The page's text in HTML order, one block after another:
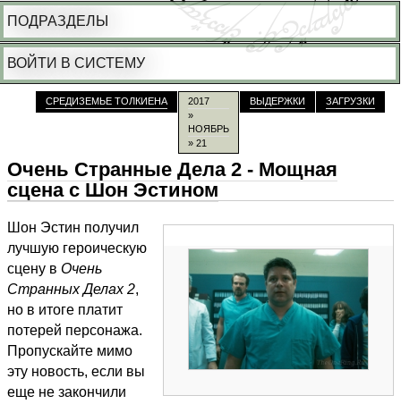
ПОДРАЗДЕЛЫ
ВОЙТИ В СИСТЕМУ
Очень Странные Дела 2 - Мощная
сцена с Шон Эстином
Шон Эстин получил
лучшую героическую
сцену в Очень
Странных Делах 2,
но в итоге платит
потерей персонажа.
Пропускайте мимо
эту новость, если вы
еще не закончили
СРЕДИЗЕМЬЕ ТОЛКИЕНА
2017
»
НОЯБРЬ
» 21
ВЫДЕРЖКИ ЗАГРУЗКИ